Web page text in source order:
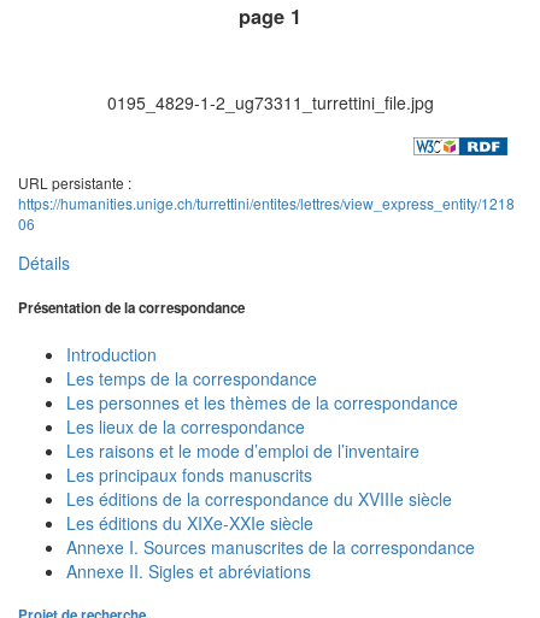
page 1
0195_4829-1-2_ug73311_turrettini_file.jpg
URL persistante :
https://humanities.unige.ch/turrettini/entites/lettres/view_express_entity/1218
06
Détails
Présentation de la correspondance
Introduction
Les temps de la correspondance
Les personnes et les thèmes de la correspondance
Les lieux de la correspondance
Les raisons et le mode d’emploi de l’inventaire
Les principaux fonds manuscrits
Les éditions de la correspondance du XVIIIe siècle
Les éditions du XIXe-XXIe siècle
Annexe I. Sources manuscrites de la correspondance
Annexe II. Sigles et abréviations